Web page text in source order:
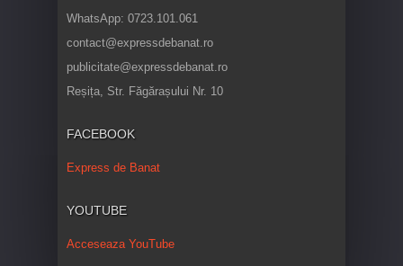
WhatsApp: 0723.101.061
contact@expressdebanat.ro
publicitate@expressdebanat.ro
Reșița, Str. Făgărașului Nr. 10
FACEBOOK
Express de Banat
YOUTUBE
Acceseaza YouTube